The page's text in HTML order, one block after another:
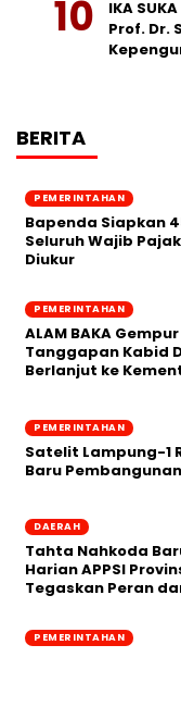
IKA
Prof. Dr.
BERITA
PEMERINTAHAN
‎Bapenda Siapkan
Seluruh Wajib
Diukur
PEMERINTAHAN
ALAM BAKA
Tanggapan Kabid
Berlanjut ke
PEMERINTAHAN
Satelit Lampung-1
Baru
DAERAH
Tahta Nahkoda
Harian APPSI
Tegaskan Peran
PEMERINTAHAN